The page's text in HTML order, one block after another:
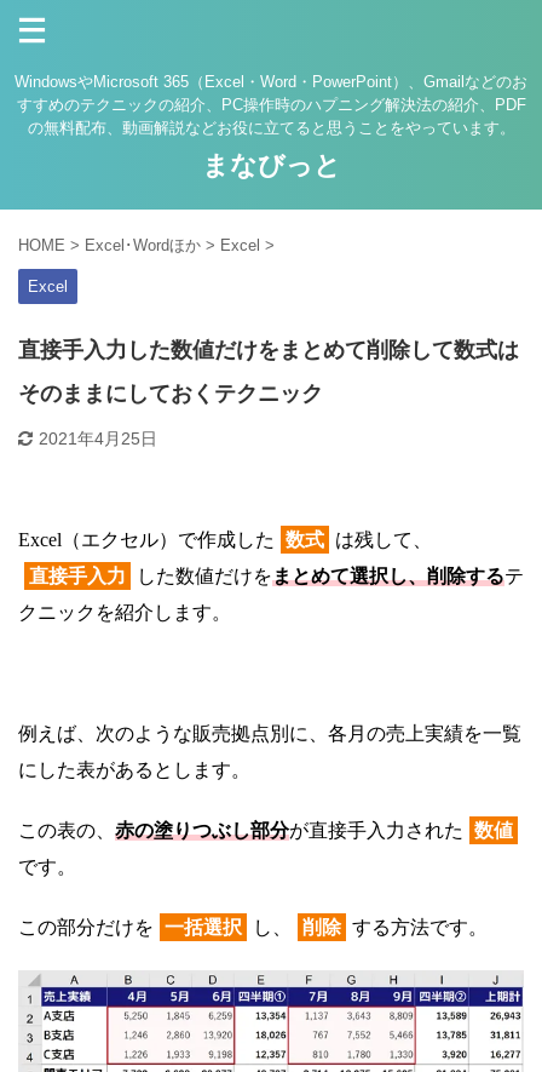
WindowsやMicrosoft 365（Excel・Word・PowerPoint）、Gmailなどのお
すすめのテクニックの紹介、PC操作時のハプニング解決法の紹介、PDF
の無料配布、動画解説などお役に立てると思うことをやっています。
まなびっと
HOME > Excel･Wordほか > Excel >
Excel
直接手入力した数値だけをまとめて削除して数式は
そのままにしておくテクニック
2021年4月25日
Excel（エクセル）で作成した 数式 は残して、
直接手入力
した数値だけをまとめて選択し、削除するテ
クニックを紹介します。
例えば、次のような販売拠点別に、各月の売上実績を一覧
にした表があるとします。
この表の、 赤の塗りつぶし部分が直接手入力された
数値
です。
この部分だけを 一括選択 し、 削除 する方法です。